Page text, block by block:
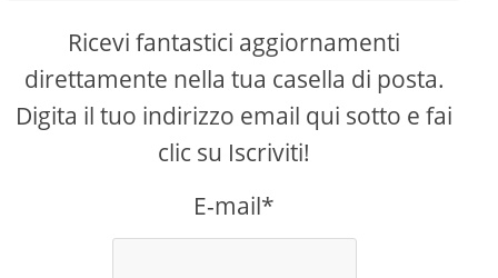
Ricevi fantastici aggiornamenti
direttamente nella tua casella di posta.
Digita il tuo indirizzo email qui sotto e fai
clic su Iscriviti!
E-mail*